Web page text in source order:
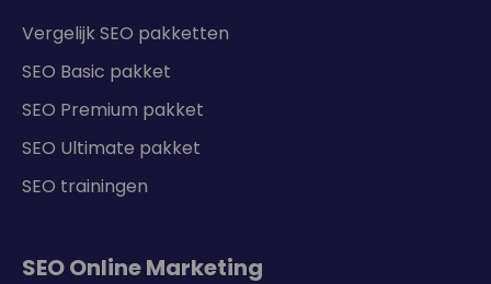
Vergelijk SEO pakketten
SEO Basic pakket
SEO Premium pakket
SEO Ultimate pakket
SEO trainingen
SEO Online Marketing